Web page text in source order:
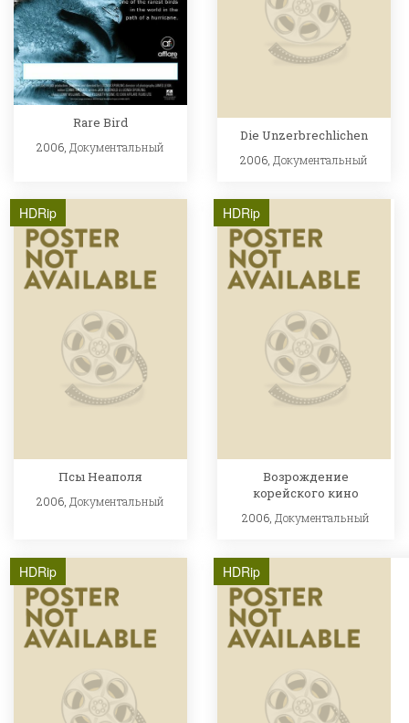
Rare Bird
2006, Документальный
Die Unzerbrechlichen
2006, Документальный
HDRip
Псы Неаполя
2006, Документальный
HDRip
Возрождение
корейского кино
2006,Документальный
HDRip HDRip